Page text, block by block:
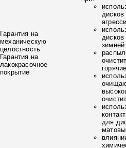
Гарантия на
механическую
целостность
Гарантия на
лакокрасочное
покрытие
зимней
для